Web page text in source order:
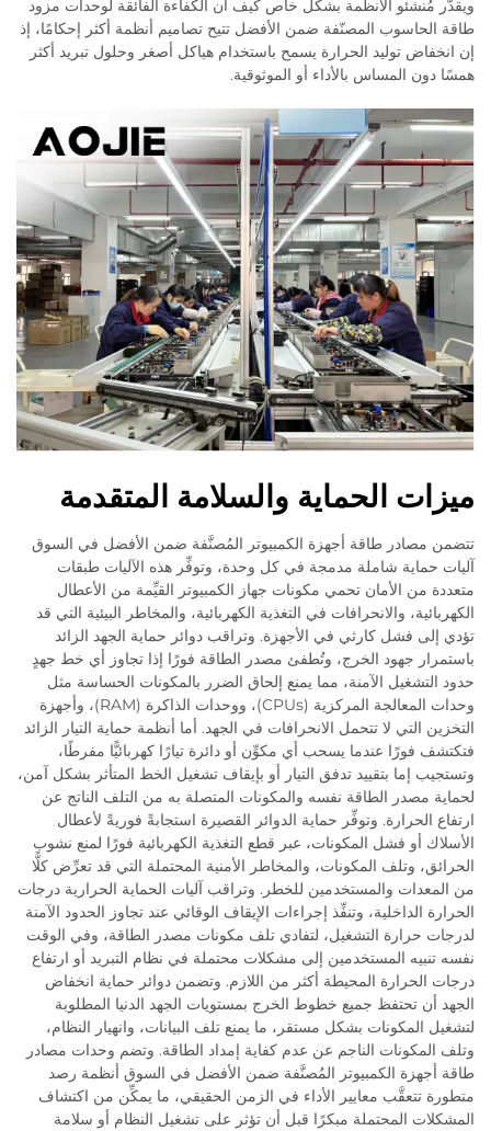
ويقدّر مُنشئو الأنظمة بشكل خاص كيف أن الكفاءة الفائقة لوحدات مزود
طاقة الحاسوب المصنّفة ضمن الأفضل تتيح تصاميم أنظمة أكثر إحكامًا، إذ
إن انخفاض توليد الحرارة يسمح باستخدام هياكل أصغر وحلول تبريد أكثر
همسًا دون المساس بالأداء أو الموثوقية.
ميزات الحماية والسلامة المتقدمة
تتضمن مصادر طاقة أجهزة الكمبيوتر المُصنَّفة ضمن الأفضل في السوق
آليات حماية شاملة مدمجة في كل وحدة، وتوفِّر هذه الآليات طبقات
متعددة من الأمان تحمي مكونات جهاز الكمبيوتر القيِّمة من الأعطال
الكهربائية، والانحرافات في التغذية الكهربائية، والمخاطر البيئية التي قد
تؤدي إلى فشل كارثي في الأجهزة. وتراقب دوائر حماية الجهد الزائد
باستمرار جهود الخرج، وتُطفئ مصدر الطاقة فورًا إذا تجاوز أي خط جهدٍ
حدود التشغيل الآمنة، مما يمنع إلحاق الضرر بالمكونات الحساسة مثل
وحدات المعالجة المركزية (CPUs)، ووحدات الذاكرة (RAM)، وأجهزة
التخزين التي لا تتحمل الانحرافات في الجهد. أما أنظمة حماية التيار الزائد
فتكتشف فورًا عندما يسحب أي مكوِّن أو دائرة تيارًا كهربائيًّا مفرطًا،
وتستجيب إما بتقييد تدفق التيار أو بإيقاف تشغيل الخط المتأثر بشكل آمن،
لحماية مصدر الطاقة نفسه والمكونات المتصلة به من التلف الناتج عن
ارتفاع الحرارة. وتوفِّر حماية الدوائر القصيرة استجابةً فوريةً لأعطال
الأسلاك أو فشل المكونات، عبر قطع التغذية الكهربائية فورًا لمنع نشوب
الحرائق، وتلف المكونات، والمخاطر الأمنية المحتملة التي قد تعرِّض كلًّا
من المعدات والمستخدمين للخطر. وتراقب آليات الحماية الحرارية درجات
الحرارة الداخلية، وتنفِّذ إجراءات الإيقاف الوقائي عند تجاوز الحدود الآمنة
لدرجات حرارة التشغيل، لتفادي تلف مكونات مصدر الطاقة، وفي الوقت
نفسه تنبيه المستخدمين إلى مشكلات محتملة في نظام التبريد أو ارتفاع
درجات الحرارة المحيطة أكثر من اللازم. وتضمن دوائر حماية انخفاض
الجهد أن تحتفظ جميع خطوط الخرج بمستويات الجهد الدنيا المطلوبة
لتشغيل المكونات بشكل مستقر، ما يمنع تلف البيانات، وانهيار النظام،
وتلف المكونات الناجم عن عدم كفاية إمداد الطاقة. وتضم وحدات مصادر
طاقة أجهزة الكمبيوتر المُصنَّفة ضمن الأفضل في السوق أنظمة رصد
متطورة تتعقَّب معايير الأداء في الزمن الحقيقي، ما يمكِّن من اكتشاف
المشكلات المحتملة مبكرًا قبل أن تؤثر على تشغيل النظام أو سلامة